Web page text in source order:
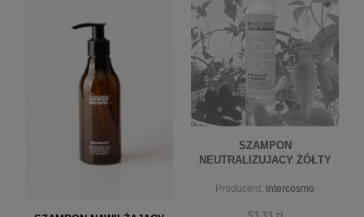
do koszyka
SZAMPON
NEUTRALIZUJACY ŻÓŁTY
Producent: Intercosmo